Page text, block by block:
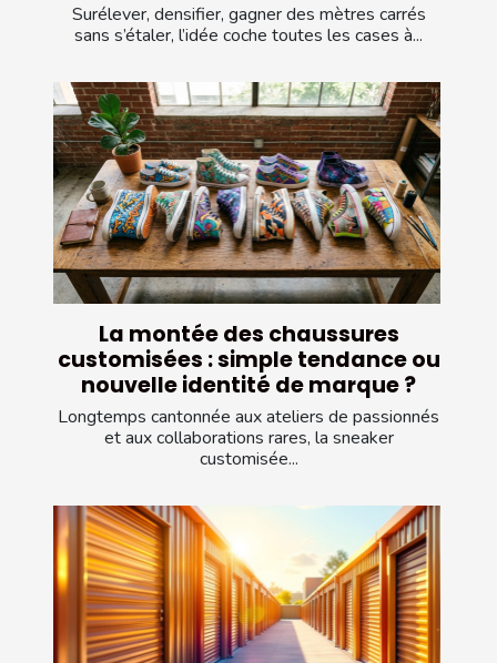
Surélever, densifier, gagner des mètres carrés
sans s’étaler, l’idée coche toutes les cases à...
La montée des chaussures
customisées : simple tendance ou
nouvelle identité de marque ?
Longtemps cantonnée aux ateliers de passionnés
et aux collaborations rares, la sneaker
customisée...